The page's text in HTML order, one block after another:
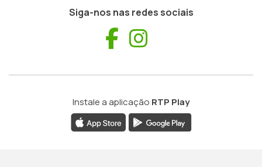
Siga-nos nas redes sociais
Facebook
Instale a aplicação RTP Play